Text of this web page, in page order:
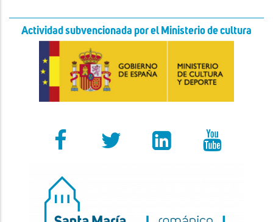
Actividad subvencionada por el Ministerio de cultura